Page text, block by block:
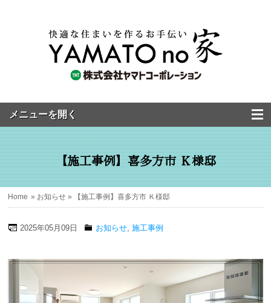
【施工事例】喜多方市 Ｋ様邸
Home » お知らせ » 【施工事例】喜多方市 Ｋ様邸
2025年05月09日 お知らせ,施工事例